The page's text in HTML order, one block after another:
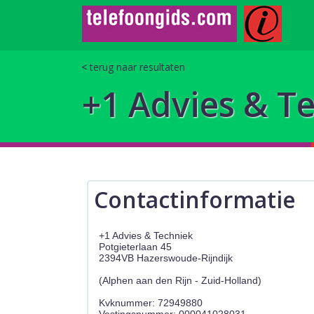
terug naar resultaten
+1 Advies &
Contactinformatie
+1 Advies & Techniek
Potgieterlaan 45
2394VB Hazerswoude-Rijndijk
(Alphen aan den Rijn - Zuid-Holland)
Kvknummer: 72949880